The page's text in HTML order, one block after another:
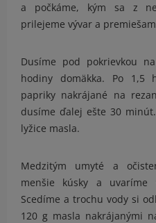
a počkáme, kým sa z
prilejeme vývar a
Dusíme pod pokrievkou
hodiny domäkka. Po 1,5
papriky nakrájané na
dusíme ďalej ešte 30
lyžice masla.
Medzitým umyté a
menšie kúsky a uvaríme
Scedíme a trochu vody si
120 g masla nakrájanými